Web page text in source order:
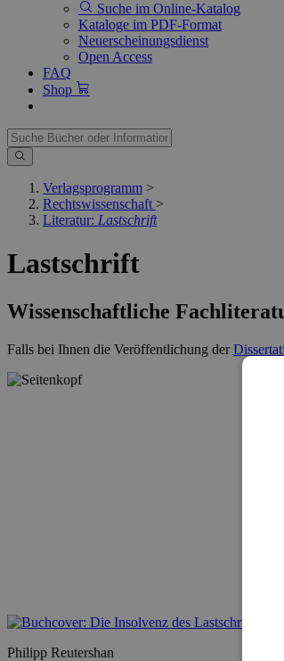
Suche im Online-Katalog
Kataloge im PDF-Format
Neuerscheinungsdienst
Open Access
FAQ
Shop
Verlagsprogramm >
Rechtswissenschaft >
Literatur: Lastschrift
Lastschrift
Wissenschaftliche
Falls bei Ihnen die Veröffentlichung der
Philipp Reutershan